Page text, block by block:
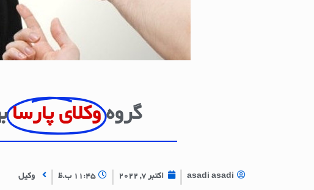
گروه وکلای پارسا
asadi asadi اکتبر 7, 2022 11:45 ب.ظ وکیل